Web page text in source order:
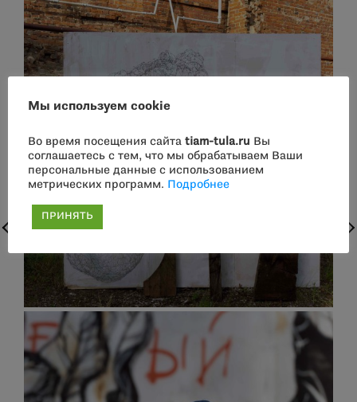
Мы используем cookie
Во время посещения сайта tiam-tula.ru Вы
соглашаетесь с тем, что мы обрабатываем Ваши
персональные данные с использованием
метрических программ.
Подробнее
ПРИНЯТЬ